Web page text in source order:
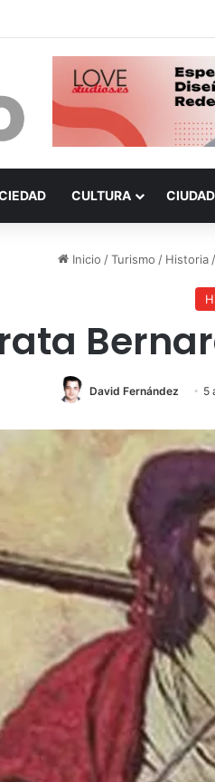
CULTURA CIUDAD
Inicio / Turismo / Historia /
David Fernández 5